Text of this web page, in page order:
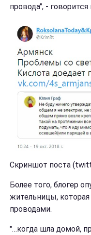
провода", -
Скриншот поста
Более того, блогер
жительницы, которая
проводами.
"…когда шла домой,